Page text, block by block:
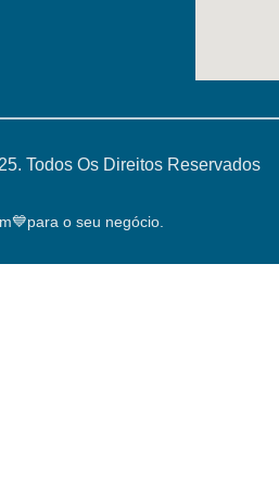
Todos Os Direitos Reservados
o seu negócio.